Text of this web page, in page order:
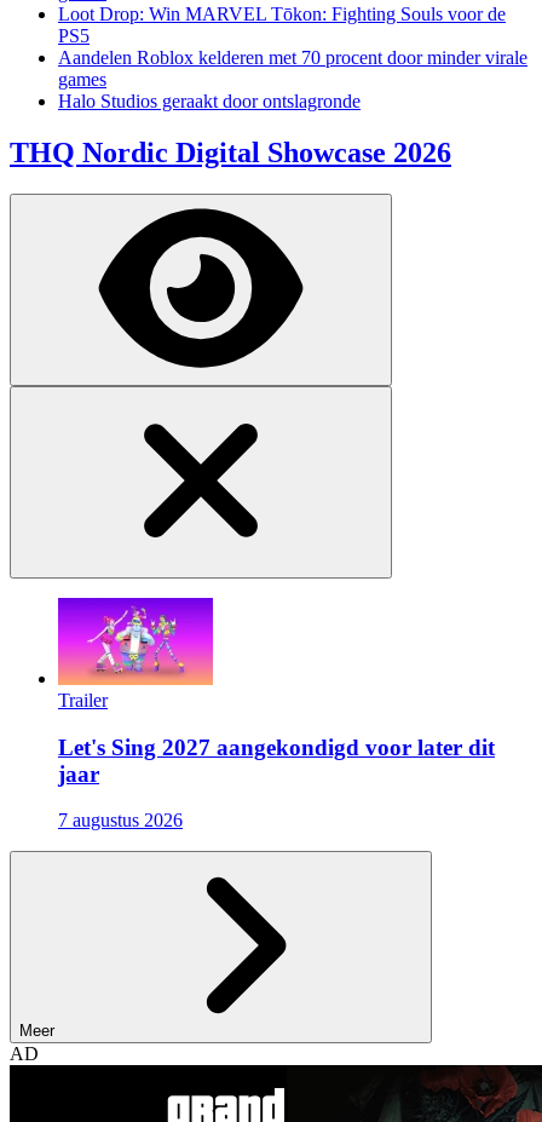
Loot Drop: Win MARVEL Tōkon: Fighting Souls voor de
PS5
Aandelen Roblox kelderen met 70 procent door minder virale
games
Halo Studios geraakt door ontslagronde
THQ Nordic Digital Showcase 2026
Trailer
Let's Sing 2027 aangekondigd voor later dit
jaar
7 augustus 2026
Meer
AD